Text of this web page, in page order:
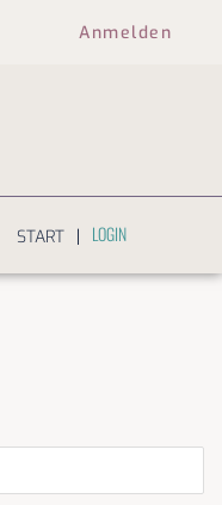
Anmelden
START | LOGIN